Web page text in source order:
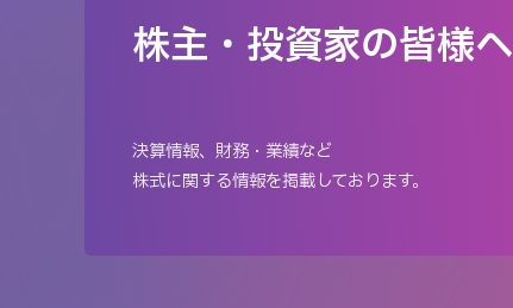
株主・投資家の皆様へ
決算情報、財務・業績など
株式に関する情報を掲載しております。